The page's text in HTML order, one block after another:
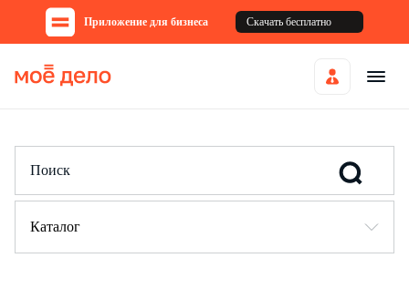
Приложение для бизнеса Скачать бесплатно
Каталог